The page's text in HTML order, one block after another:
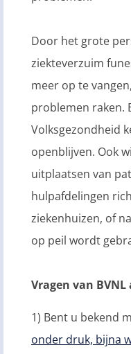
Door het grote
ziekteverzuim
meer op te
problemen raken.
Volksgezondheid
openblijven. Ook
uitplaatsen van
hulpafdelingen
ziekenhuizen, of
op peil wordt
Vragen van
1) Bent u bekend
onder druk, bijna